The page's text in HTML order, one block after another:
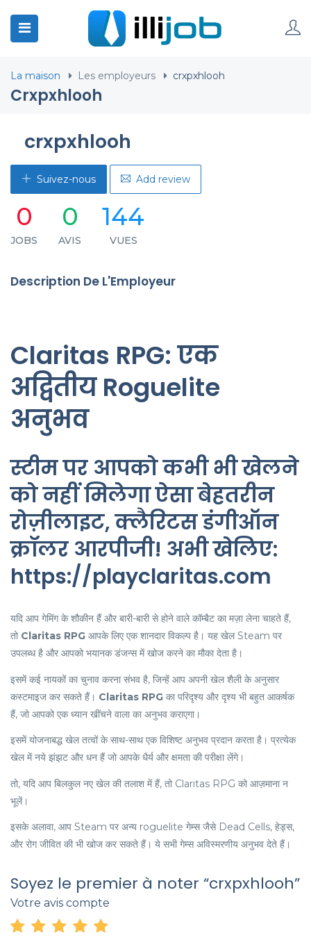
La maison Les employeurs crxpxhlooh
Crxpxhlooh
crxpxhlooh
Suivez-nous Add review
0
JOBS
0
AVIS
144
VUES
Description De L'Employeur
Claritas RPG: एक
अद्वितीय Roguelite
अनुभव
स्टीम पर आपको कभी भी खेलने
को नहीं मिलेगा ऐसा बेहतरीन
रोज़ीलाइट, क्लैरिटस डंगीऑन
क्रॉलर आरपीजी! अभी खेलिए:
https://playclaritas.com
यदि आप गेमिंग के शौकीन हैं और बारी-बारी से होने वाले कॉम्बैट का मज़ा लेना चाहते हैं,
तो Claritas RPG आपके लिए एक शानदार विकल्प है। यह खेल Steam पर
उपलब्ध है और आपको भयानक डंजन्स में खोज करने का मौका देता है।
इसमें कई नायकों का चुनाव करना संभव है, जिन्हें आप अपनी खेल शैली के अनुसार
कस्टमाइज कर सकते हैं। Claritas RPG का परिदृश्य और दृश्य भी बहुत आकर्षक
हैं, जो आपको एक ध्यान खींचने वाला का अनुभव कराएगा।
इसमें योजनाबद्ध खेल तत्वों के साथ-साथ एक विशिष्ट अनुभव प्रदान करता है। प्रत्येक
खेल में नये झंझट और धन हैं जो आपके धैर्य और क्षमता की परीक्षा लेंगे।
तो, यदि आप बिलकुल नए खेल की तलाश में हैं, तो Claritas RPG को आज़माना न
भूलें।
इसके अलावा, आप Steam पर अन्य roguelite गेम्स जैसे Dead Cells, हेड्स,
और रोग जीवित की भी खोज कर सकते हैं। ये सभी गेम्स अविस्मरणीय अनुभव देते हैं।
Soyez le premier à noter “crxpxhlooh”
Votre avis compte